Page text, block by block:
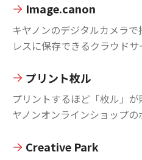
Image.canon
キヤノンのデジタルカメラ
レスに保存できるクラウドサ
プリント枚ル
プリントするほど「枚ル」
ヤノンオンラインショップの
Creative Park